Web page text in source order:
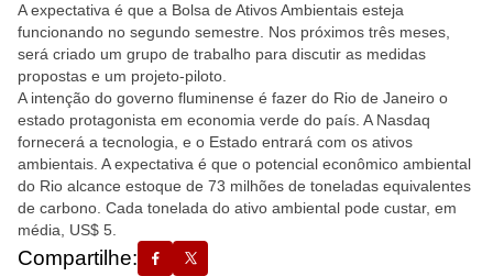
A expectativa é que a Bolsa de Ativos Ambientais esteja
funcionando no segundo semestre. Nos próximos três meses,
será criado um grupo de trabalho para discutir as medidas
propostas e um projeto-piloto.
A intenção do governo fluminense é fazer do Rio de Janeiro o
estado protagonista em economia verde do país. A Nasdaq
fornecerá a tecnologia, e o Estado entrará com os ativos
ambientais. A expectativa é que o potencial econômico ambiental
do Rio alcance estoque de 73 milhões de toneladas equivalentes
de carbono. Cada tonelada do ativo ambiental pode custar, em
média, US$ 5.
Compartilhe: